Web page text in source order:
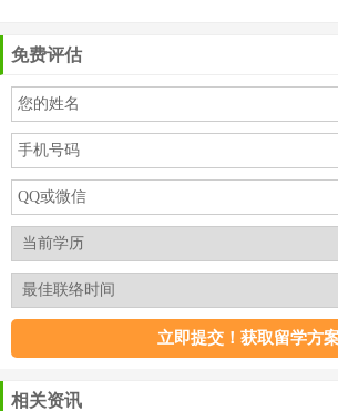
免费评估
相关资讯